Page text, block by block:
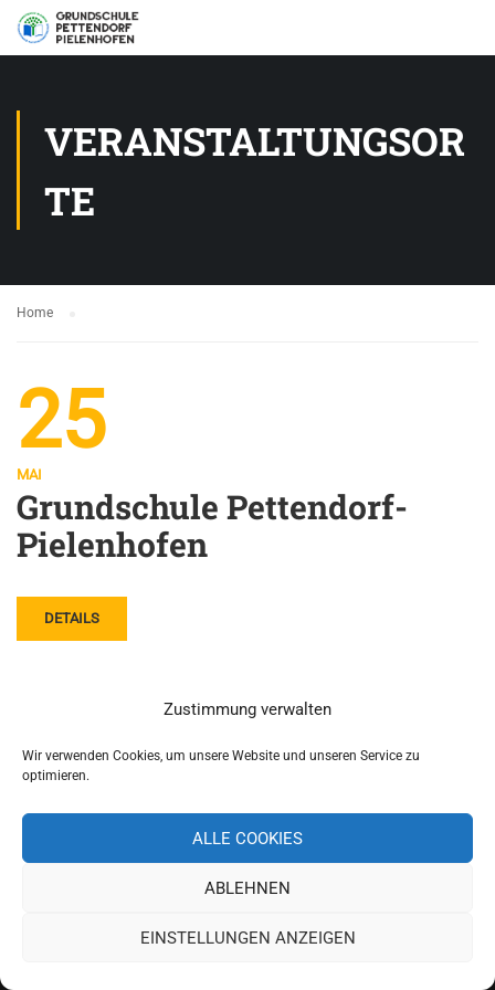
Zustimmung verwalten
Wir verwenden Cookies, um unsere Website und unseren Service zu
optimieren.
ALLE COOKIES
ABLEHNEN
EINSTELLUNGEN ANZEIGEN
VERANSTALTUNGSOR
TE
Home
25
MAI
Grundschule Pettendorf-
Pielenhofen
DETAILS
Datenschutz